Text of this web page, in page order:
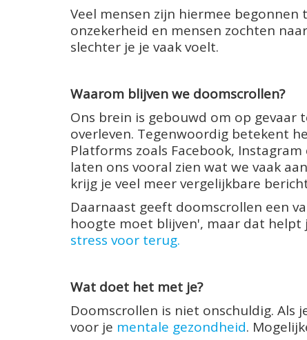
Veel mensen zijn hiermee
onzekerheid en mensen zochten
slechter je je vaak voelt.
Waarom blijven we doomscrollen?
Ons brein is gebouwd om op
overleven. Tegenwoordig betekent
Platforms zoals Facebook,
laten ons vooral zien wat we vaak
krijg je veel meer vergelijkbare
Daarnaast geeft doomscrollen een
hoogte moet blijven', maar dat helpt
stress voor terug.
Wat doet het met je?
Doomscrollen is niet onschuldig. Als
voor je mentale gezondheid.